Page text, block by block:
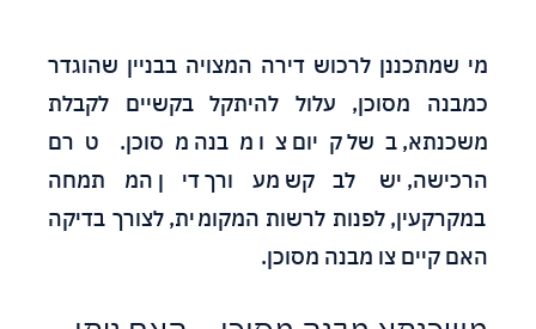
מי שמתכננן לרכוש דירה המצויה בבניין שהוגדר
כמבנה מסוכן, עלול להיתקל בקשיים לקבלת
משכנתא, בשל קיום צו מבנה מסוכן. טרם
הרכישה, יש לבקש מעורך דין המתמחה
במקרקעין, לפנות לרשות המקומית, לצורך בדיקה
האם קיים צו מבנה מסוכן.